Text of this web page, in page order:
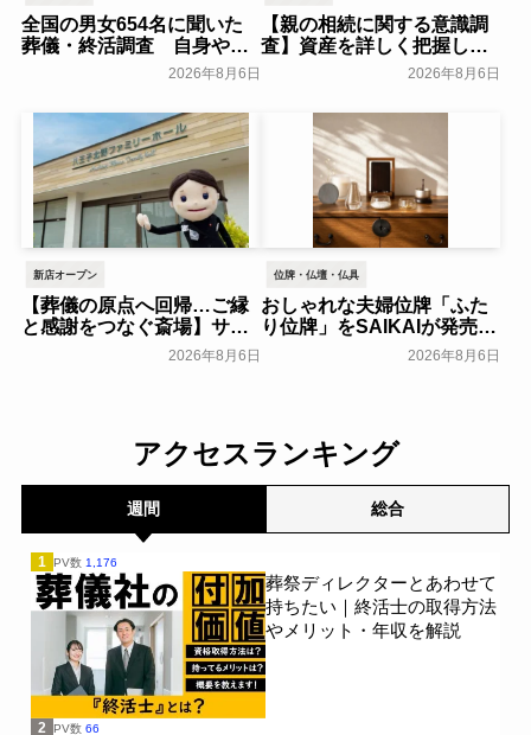
全国の男女654名に聞いた
葬儀・終活調査 自身や家
族の葬儀について「特に考
NEXER Group～
一般公開
2026年8月6日
【親の相続に関する意識調
査】資産を詳しく把握して
いる人はわずか7％？具体的
が「お盆に話したい」｜
「しっかり保険、ちゃんと
節約。」が親の相続につい
て400名を対象に意識調査
を実施～Sasuke Financial
Lab～
一般公開
2026年8月6日
新店オープン
【葬儀の原点へ回帰…ご縁
と感謝をつなぐ斎場】サ
ン・ライフ、「八王子北野
ファミリーホール」を2026
2026年8月6日
位牌・仏壇・仏具
おしゃれな夫婦位牌「ふた
り位牌」をSAIKAIが発売～
2026年8月6日
アクセスランキング
週間 総合
1 PV数 1,176
葬祭ディレクターとあわせて
持ちたい｜終活士の取得方法
やメリット・年収を解説
2 PV数 66